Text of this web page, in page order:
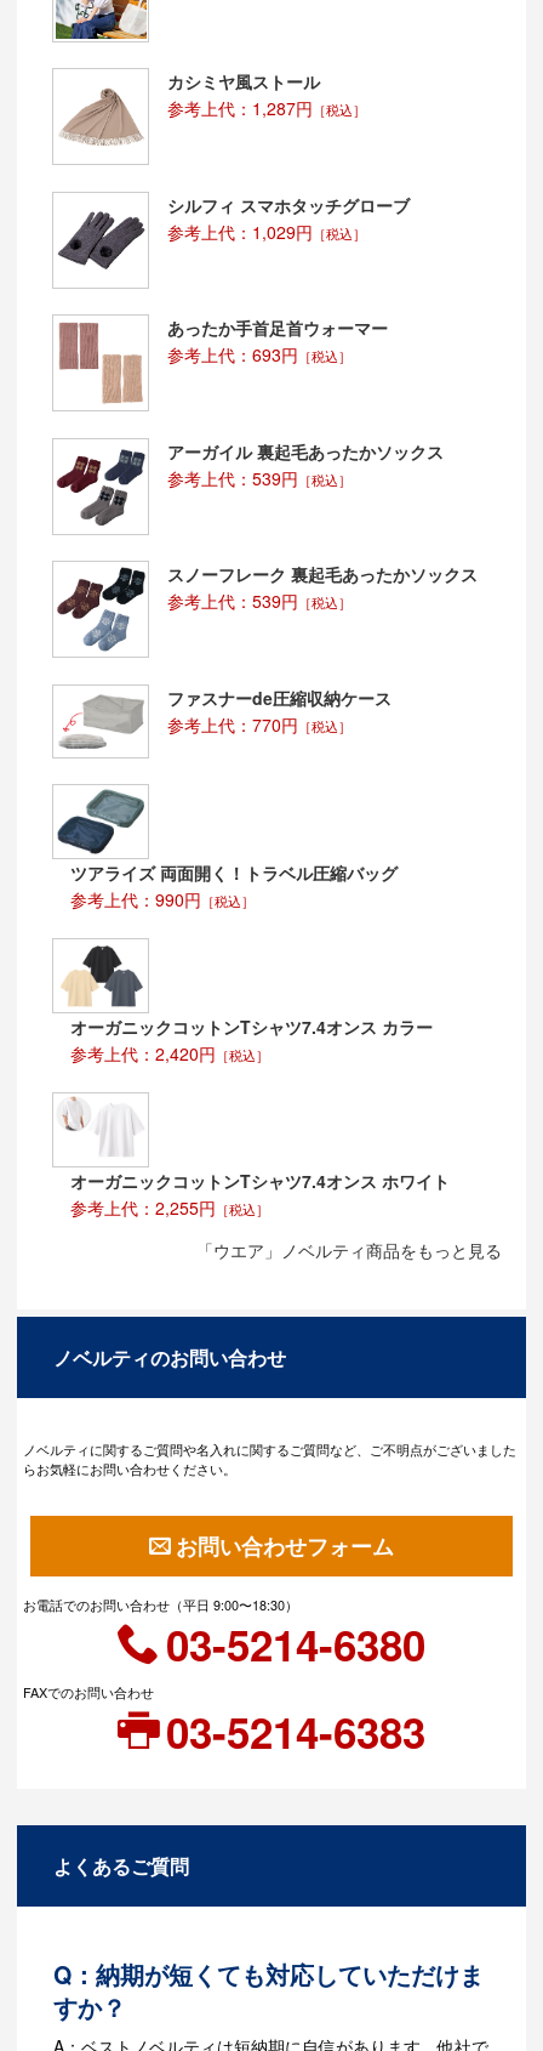
カシミヤ風ストール
参考上代：1,287円 ［税込］
シルフィ スマホタッチグローブ
参考上代：1,029円 ［税込］
あったか手首足首ウォーマー
参考上代：693円 ［税込］
アーガイル 裏起毛あったかソックス
参考上代：539円 ［税込］
スノーフレーク 裏起毛あったかソックス
参考上代：539円 ［税込］
ファスナーde圧縮収納ケース
参考上代：770円 ［税込］
ツアライズ 両面開く！トラベル圧縮バッグ
参考上代：990円 ［税込］
オーガニックコットンTシャツ7.4オンス カラー
参考上代：2,420円 ［税込］
オーガニックコットンTシャツ7.4オンス ホワイト
参考上代：2,255円 ［税込］
「ウエア」ノベルティ商品をもっと見る
ノベルティのお問い合わせ
ノベルティに関するご質問や名入れに関するご質問など、ご不明点がございました
らお気軽にお問い合わせください。
お問い合わせフォーム
お電話でのお問い合わせ（平日 9:00〜18:30）
03-5214-6380
FAXでのお問い合わせ
03-5214-6383
よくあるご質問
Q：納期が短くても対応していただけま
すか？